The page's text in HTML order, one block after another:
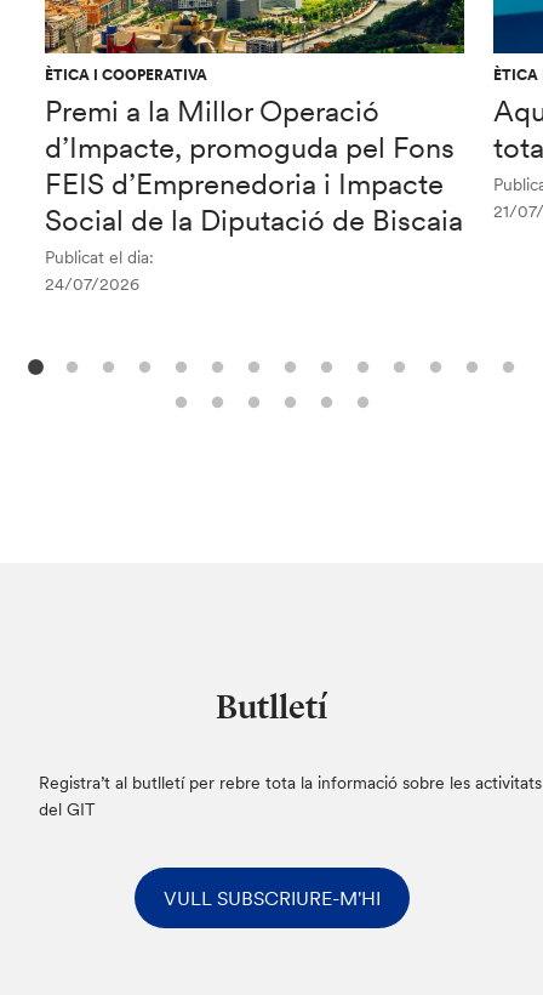
ÈTICA I COOPERATIVA
Premi a la Millor Operació
d’Impacte, promoguda pel Fons
FEIS d’Emprenedoria i Impacte
Social de la Diputació de Biscaia
Publicat el dia:
24/07/2026
ÈTICA
21/
Butlletí
Registra’t al butlletí per rebre tota la informació sobre les activitats
del GIT
VULL SUBSCRIURE-M'HI